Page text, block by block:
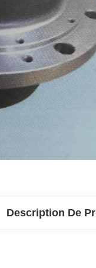
Description De